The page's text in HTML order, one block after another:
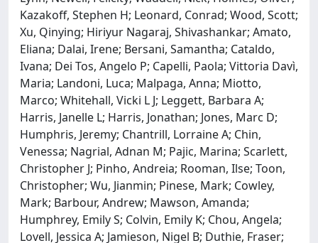
Kazakoff, Stephen H; Leonard, Conrad; Wood, Scott;
Xu, Qinying; Hiriyur Nagaraj, Shivashankar; Amato,
Eliana; Dalai, Irene; Bersani, Samantha; Cataldo,
Ivana; Dei Tos, Angelo P; Capelli, Paola; Vittoria Davì,
Maria; Landoni, Luca; Malpaga, Anna; Miotto,
Marco; Whitehall, Vicki L J; Leggett, Barbara A;
Harris, Janelle L; Harris, Jonathan; Jones, Marc D;
Humphris, Jeremy; Chantrill, Lorraine A; Chin,
Venessa; Nagrial, Adnan M; Pajic, Marina; Scarlett,
Christopher J; Pinho, Andreia; Rooman, Ilse; Toon,
Christopher; Wu, Jianmin; Pinese, Mark; Cowley,
Mark; Barbour, Andrew; Mawson, Amanda;
Humphrey, Emily S; Colvin, Emily K; Chou, Angela;
Lovell, Jessica A; Jamieson, Nigel B; Duthie, Fraser;